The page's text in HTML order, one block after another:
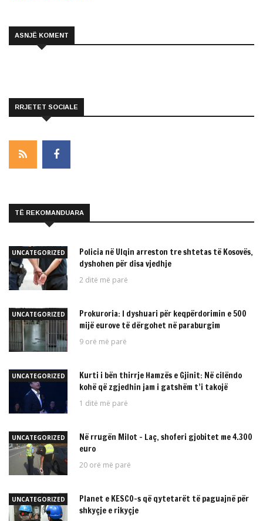
ASNJË KOMENT
RRJETET SOCIALE
TË REKOMANDUARA
UNCATEGORIZED
Policia në Ulqin arreston tre shtetas të Kosovës,
dyshohen për disa vjedhje
2 ditë më parë
UNCATEGORIZED
Prokuroria: I dyshuari për keqpërdorimin e 500
mijë eurove të dërgohet në paraburgim
9 orë më parë
UNCATEGORIZED
Kurti i bën thirrje Hamzës e Gjinit: Në cilëndo
kohë që zgjedhin jam i gatshëm t’i takojë
1 ditë më parë
UNCATEGORIZED
Në rrugën Milot – Laç, shoferi gjobitet me 4.300
euro
20 orë më parë
UNCATEGORIZED
Planet e KESCO-s që qytetarët të paguajnë për
shkyçje e rikyçje